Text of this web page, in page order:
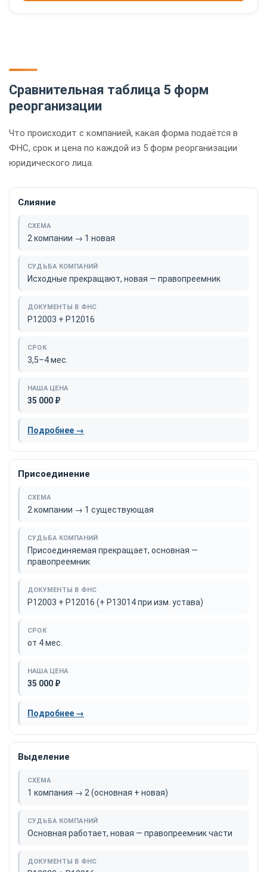
Сравнительная таблица 5 форм
реорганизации
Что происходит с компанией, какая форма подаётся в
ФНС, срок и цена по каждой из 5 форм реорганизации
юридического лица.
Слияние
2 компании → 1 новая
Исходные прекращают, новая — правопреемник
Р12003 + Р12016
3,5–4 мес.
35 000 ₽
Подробнее →
Присоединение
2 компании → 1 существующая
Присоединяемая прекращает, основная —
правопреемник
Р12003 + Р12016 (+ Р13014 при изм. устава)
от 4 мес.
35 000 ₽
Подробнее →
Выделение
1 компания → 2 (основная + новая)
Основная работает, новая — правопреемник части